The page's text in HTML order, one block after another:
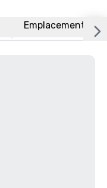
Emplacement